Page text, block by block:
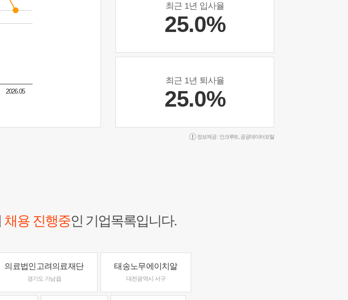
2026.05
최근 1년 입사율
25.0%
최근 1년 퇴사율
25.0%
정보제공 : 인크루트 공공데이터포털
채용 진행중인 기업목록입니다.
의료법인고려의료재단
경기도 가남읍
태송노무에이치알
대전광역시 서구